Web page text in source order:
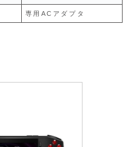
専用ACアダプタ